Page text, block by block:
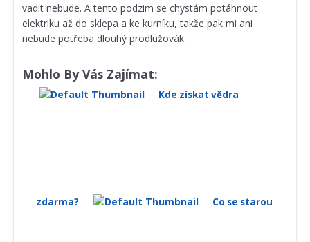
vadit nebude. A tento podzim se chystám potáhnout
elektriku až do sklepa a ke kurníku, takže pak mi ani
nebude potřeba dlouhý prodlužovák.
Mohlo By Vás Zajímat:
Kde získat vědra
zdarma? Co se starou